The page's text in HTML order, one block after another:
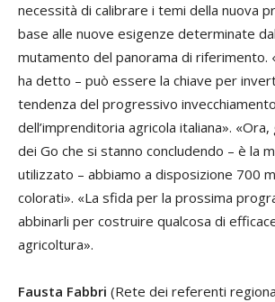
necessità di calibrare i temi della nuova
base alle nuove esigenze determinate
mutamento del panorama di riferimento.
ha detto – può essere la chiave per
tendenza del progressivo invecchiamento
dell’imprenditoria agricola italiana».
dei Go che si stanno concludendo – è la
utilizzato – abbiamo a disposizione 700
colorati». «La sfida per la prossima
abbinarli per costruire qualcosa di
agricoltura».
Fausta Fabbri (Rete dei referenti